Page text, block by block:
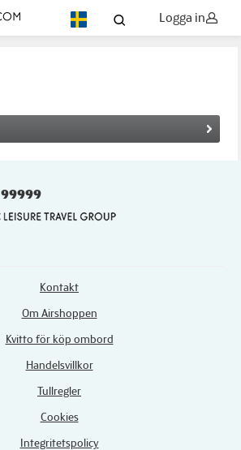
Logga in
Kontakt
Om Airshoppen
Kvitto för köp ombord
Handelsvillkor
Tullregler
Cookies
Integritetspolicy